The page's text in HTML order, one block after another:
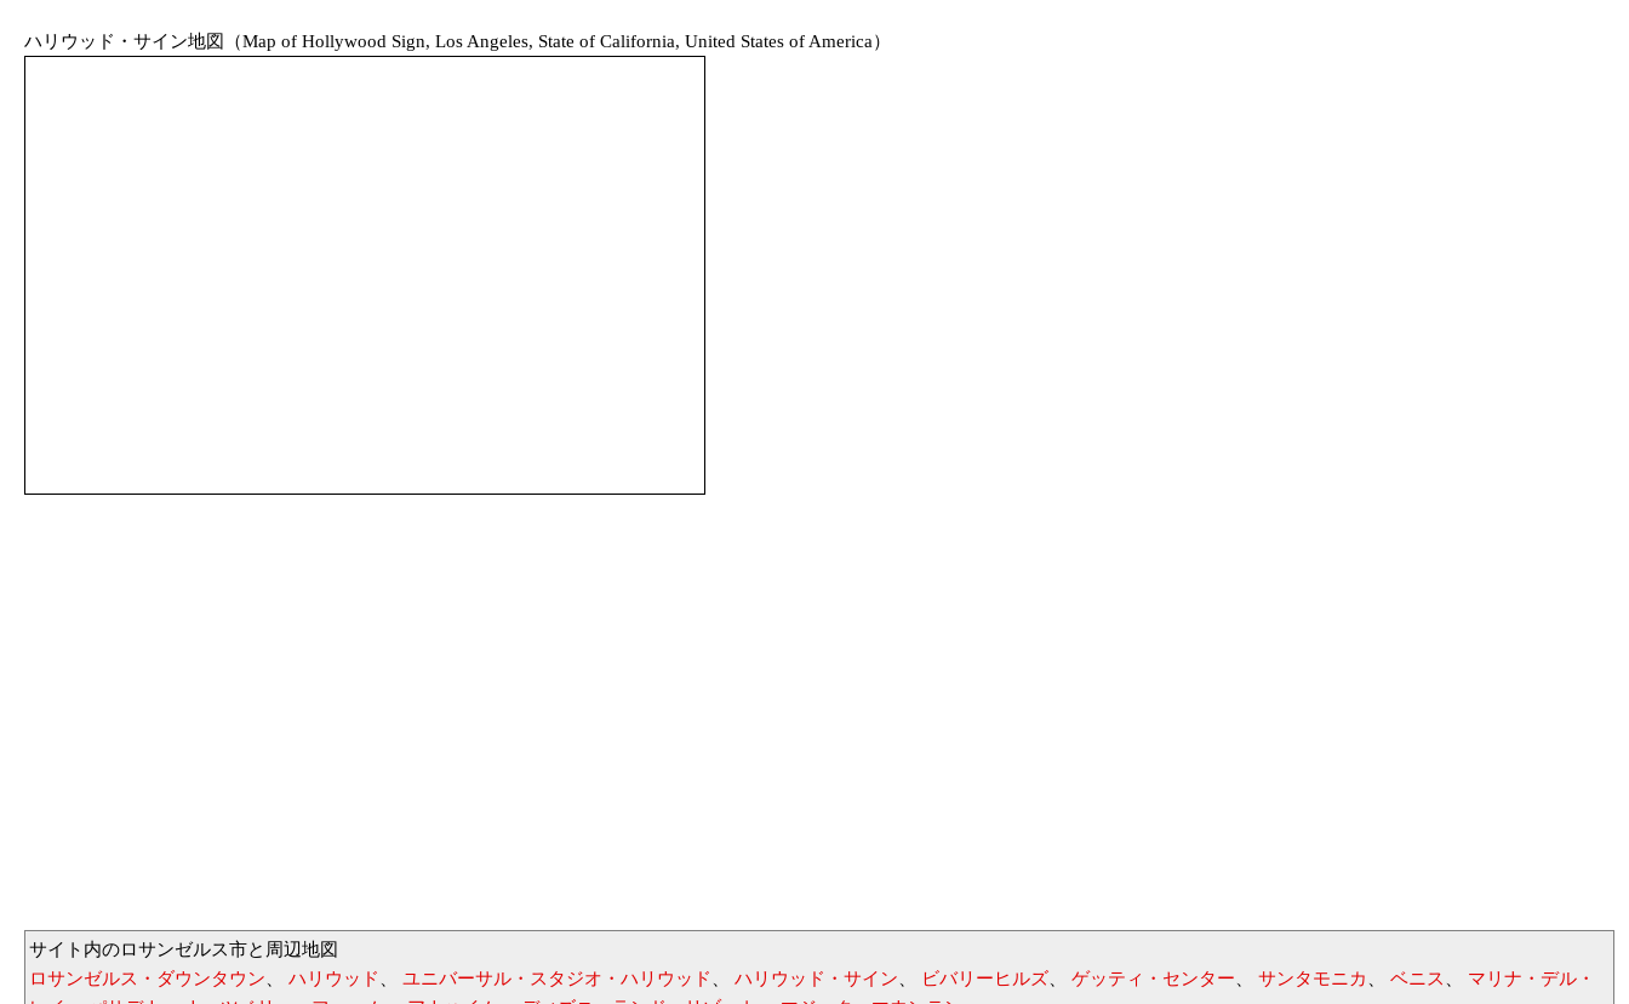
ハリウッド・サイン地図（Map of Hollywood Sign, Los Angeles, State of California, United States of America）
サイト内のロサンゼルス市と周辺地図
ロサンゼルス・ダウンタウン
ハリウッド ユニバーサル・スタジオ・ハリウッド ハリウッド・サイン ビバリーヒルズ ゲッティ・センター サンタモニカ ベニス
マリナ・デル・